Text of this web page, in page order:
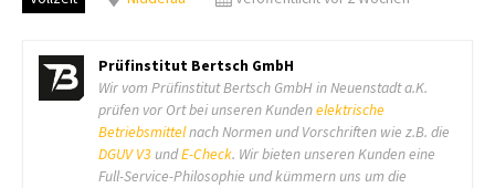
Prüfinstitut Bertsch GmbH
Wir vom Prüfinstitut Bertsch GmbH in Neuenstadt a.K.
prüfen vor Ort bei unseren Kundenelektrische
Betriebsmittelnach Normen und Vorschriften wie z.B. die
DGUV V3 undE-Check. Wir bieten unseren Kunden eine
Full-Service-Philosophie und kümmern uns um die